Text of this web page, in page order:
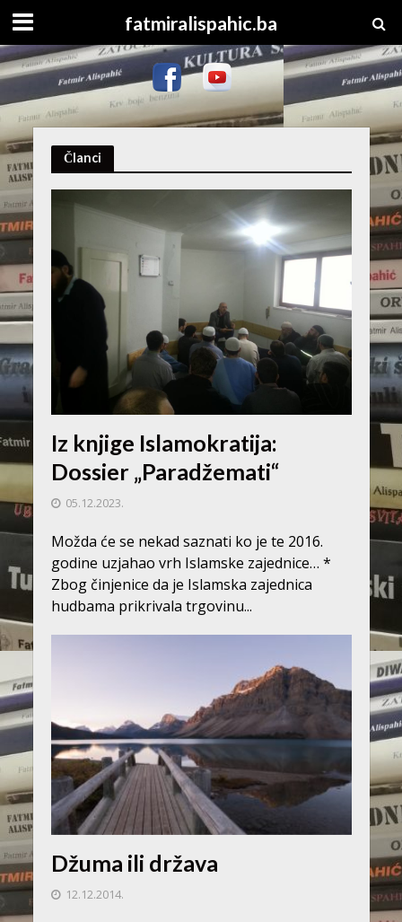
fatmiralispahic.ba
Članci
Iz knjige Islamokratija:
Dossier „Paradžemati“
05.12.2023.
Možda će se nekad saznati ko je te 2016.
godine uzjahao vrh Islamske zajednice… *
Zbog činjenice da je Islamska zajednica
hudbama prikrivala trgovinu...
Džuma ili država
12.12.2014.